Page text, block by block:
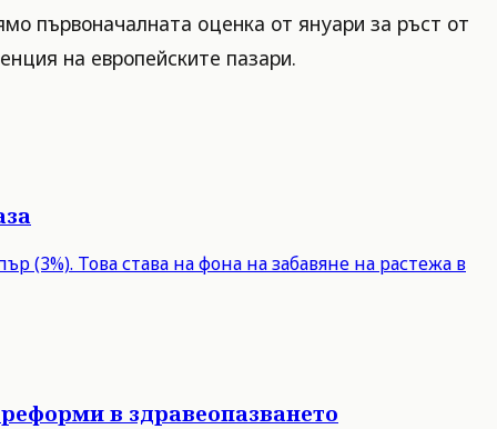
първоначалната оценка от януари за ръст от
на европейските пазари.
(3%). Това става на фона на забавяне на растежа в
в здравеопазването